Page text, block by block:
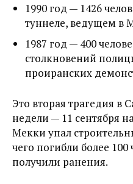
1990 год — 1426
туннеле, ведущем в
1987 год — 400
столкновений
проиранских
Это вторая трагедия в
недели — 11 сентября
Мекки упал
чего погибли более
получили ранения.